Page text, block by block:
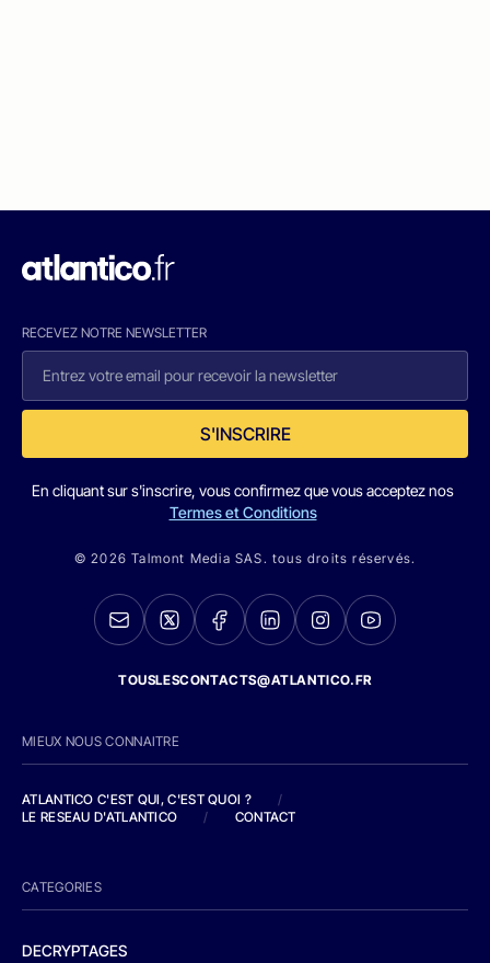
RECEVEZ NOTRE NEWSLETTER
S'INSCRIRE
En cliquant sur s'inscrire, vous confirmez que vous acceptez nos
Termes et Conditions
© 2026 Talmont Media SAS. tous droits réservés.
TOUSLESCONTACTS@ATLANTICO.FR
MIEUX NOUS CONNAITRE
ATLANTICO C'EST QUI, C'EST QUOI ?
/
LE RESEAU D'ATLANTICO
/ CONTACT
CATEGORIES
DECRYPTAGES